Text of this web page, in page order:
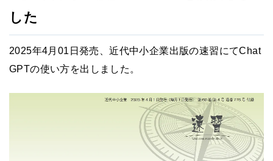
した
2025年4月01日発売、近代中小企業出版の速習にてChat
GPTの使い方を出しました。